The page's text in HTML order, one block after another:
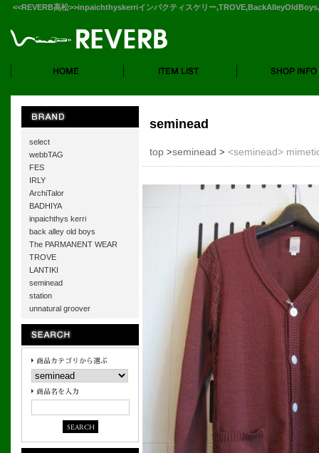
<<REVERB高松>>inpaichthyskerriインパクティスケリー
select
webbTAG
FES
IRLY
ArchiTalor
BADHIYA
inpaichthys kerri
back alley old boys
The PARMANENT WEAR
TROVE
LANTIKI
seminead
station
unnatural groover
seminead
top >seminead > <seminead>